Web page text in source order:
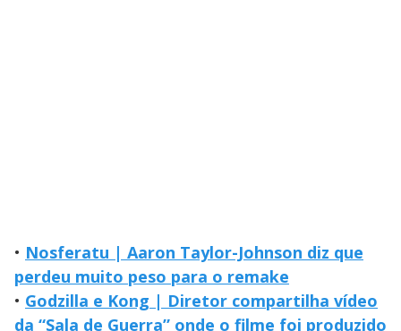
• Nosferatu | Aaron Taylor-Johnson diz que
perdeu muito peso para o remake
• Godzilla e Kong | Diretor compartilha vídeo
da “Sala de Guerra” onde o filme foi produzido